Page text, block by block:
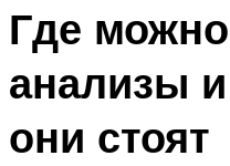
Где
анализы
они стоят